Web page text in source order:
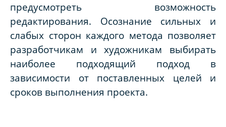
предусмотреть возможность
редактирования. Осознание сильных и
слабых сторон каждого метода позволяет
разработчикам и художникам выбирать
наиболее подходящий подход в
зависимости от поставленных целей и
сроков выполнения проекта.